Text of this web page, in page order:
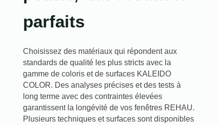
parfaits
Choisissez des matériaux qui répondent aux
standards de qualité les plus stricts avec la
gamme de coloris et de surfaces KALEIDO
COLOR. Des analyses précises et des tests à
long terme avec des contraintes élevées
garantissent la longévité de vos fenêtres REHAU.
Plusieurs techniques et surfaces sont disponibles